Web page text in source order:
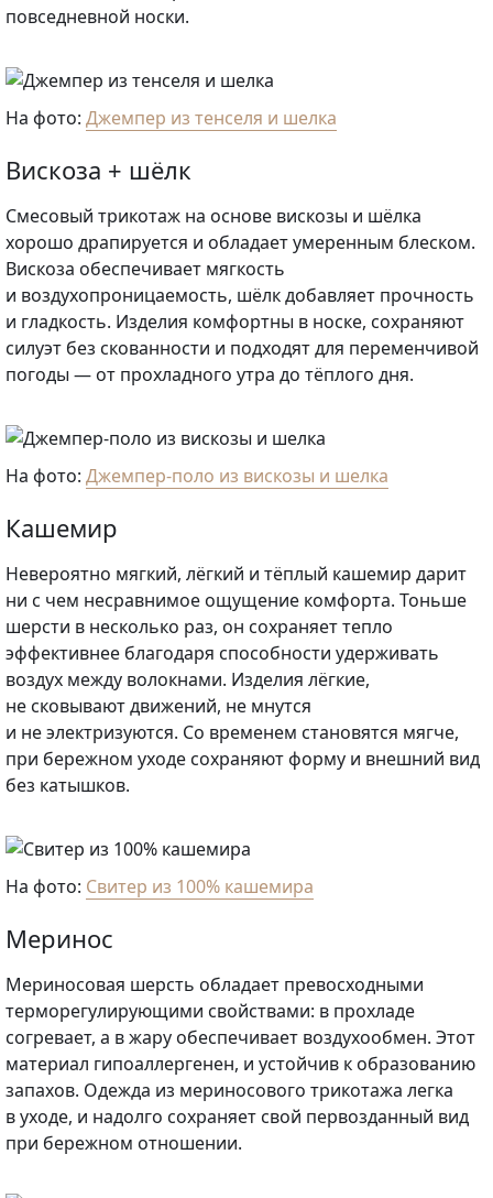
повседневной носки.
На фото: Джемпер из тенселя и шелка
Вискоза + шёлк
Смесовый трикотаж на основе вискозы и шёлка
хорошо драпируется и обладает умеренным блеском.
Вискоза обеспечивает мягкость
и воздухопроницаемость, шёлк добавляет прочность
и гладкость. Изделия комфортны в носке, сохраняют
силуэт без скованности и подходят для переменчивой
погоды — от прохладного утра до тёплого дня.
На фото: Джемпер-поло из вискозы и шелка
Кашемир
Невероятно мягкий, лёгкий и тёплый кашемир дарит
ни с чем несравнимое ощущение комфорта. Тоньше
шерсти в несколько раз, он сохраняет тепло
эффективнее благодаря способности удерживать
воздух между волокнами. Изделия лёгкие,
не сковывают движений, не мнутся
и не электризуются. Со временем становятся мягче,
при бережном уходе сохраняют форму и внешний вид
без катышков.
На фото: Свитер из 100% кашемира
Меринос
Мериносовая шерсть обладает превосходными
терморегулирующими свойствами: в прохладе
согревает, а в жару обеспечивает воздухообмен. Этот
материал гипоаллергенен, и устойчив к образованию
запахов. Одежда из мериносового трикотажа легка
в уходе, и надолго сохраняет свой первозданный вид
при бережном отношении.